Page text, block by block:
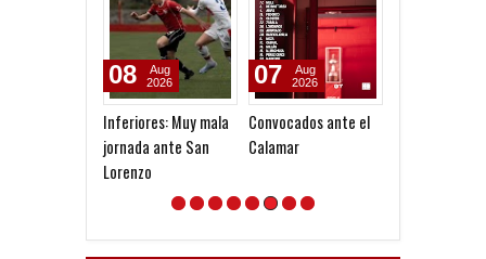
Inferiores: Muy mala
jornada ante San
Lorenzo
08
Aug
2026
Convocados ante el
Calamar
07
Aug
2026